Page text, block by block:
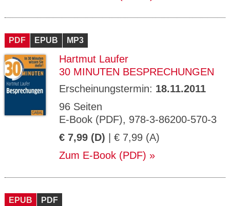
PDF EPUB MP3
Hartmut Laufer
30 MINUTEN BESPRECHUNGEN
Erscheinungstermin: 18.11.2011
96 Seiten
E-Book (PDF), 978-3-86200-570-3
€ 7,99 (D) | € 7,99 (A)
Zum E-Book (PDF)
EPUB PDF